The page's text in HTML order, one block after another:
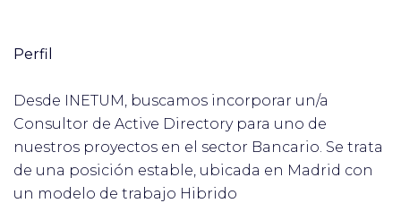
Perfil
Desde INETUM, buscamos incorporar un/a
Consultor de Active Directory para uno de
nuestros proyectos en el sector Bancario. Se trata
de una posición estable, ubicada en Madrid con
un modelo de trabajo Hibrido